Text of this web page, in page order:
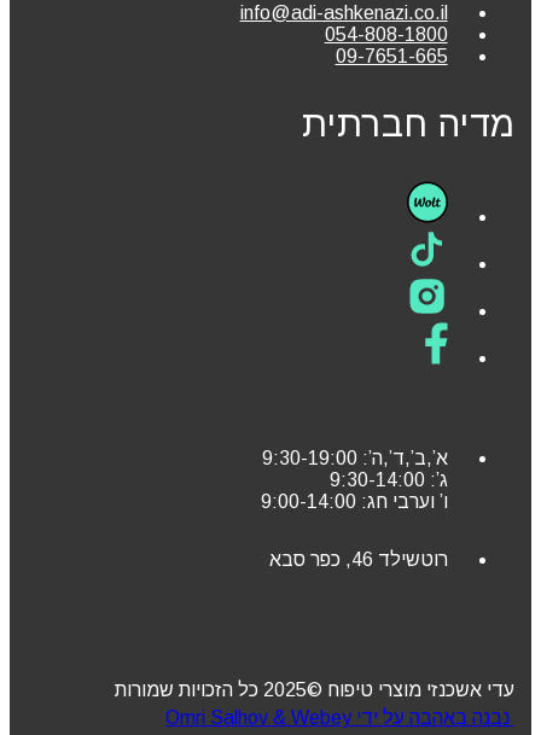
info@adi-ashkenazi.co.il
054-808-1800
09-7651-665
מדיה חברתית
א’,ב’,ד’,ה’: 9:30-19:00
ג’: 9:30-14:00
ו’ וערבי חג: 9:00-14:00
רוטשילד 46, כפר סבא
עדי אשכנזי מוצרי טיפוח ©2025 כל הזכויות שמורות
נבנה באהבה על ידי Omri Salhov & Webey